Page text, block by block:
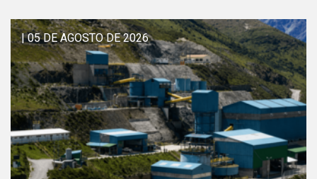
| 05 DE AGOSTO DE 2026